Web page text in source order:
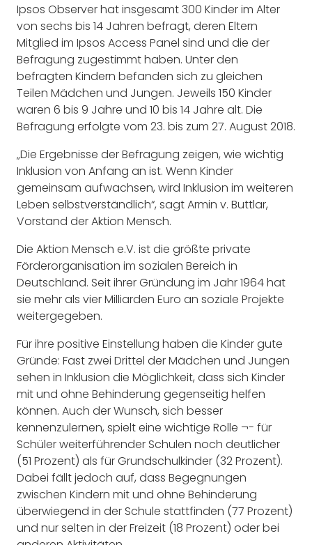
Ipsos Observer hat insgesamt 300 Kinder im Alter
von sechs bis 14 Jahren befragt, deren Eltern
Mitglied im Ipsos Access Panel sind und die der
Befragung zugestimmt haben. Unter den
befragten Kindern befanden sich zu gleichen
Teilen Mädchen und Jungen. Jeweils 150 Kinder
waren 6 bis 9 Jahre und 10 bis 14 Jahre alt. Die
Befragung erfolgte vom 23. bis zum 27. August 2018.
„Die Ergebnisse der Befragung zeigen, wie wichtig
Inklusion von Anfang an ist. Wenn Kinder
gemeinsam aufwachsen, wird Inklusion im weiteren
Leben selbstverständlich“, sagt Armin v. Buttlar,
Vorstand der Aktion Mensch.
Die Aktion Mensch e.V. ist die größte private
Förderorganisation im sozialen Bereich in
Deutschland. Seit ihrer Gründung im Jahr 1964 hat
sie mehr als vier Milliarden Euro an soziale Projekte
weitergegeben.
Für ihre positive Einstellung haben die Kinder gute
Gründe: Fast zwei Drittel der Mädchen und Jungen
sehen in Inklusion die Möglichkeit, dass sich Kinder
mit und ohne Behinderung gegenseitig helfen
können. Auch der Wunsch, sich besser
kennenzulernen, spielt eine wichtige Rolle ¬- für
Schüler weiterführender Schulen noch deutlicher
(51 Prozent) als für Grundschulkinder (32 Prozent).
Dabei fällt jedoch auf, dass Begegnungen
zwischen Kindern mit und ohne Behinderung
überwiegend in der Schule stattfinden (77 Prozent)
und nur selten in der Freizeit (18 Prozent) oder bei